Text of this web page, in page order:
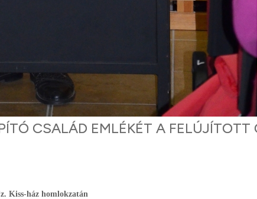
CSALÁD EMLÉKÉT A FELÚJÍTOTT
Kiss-ház homlokzatán